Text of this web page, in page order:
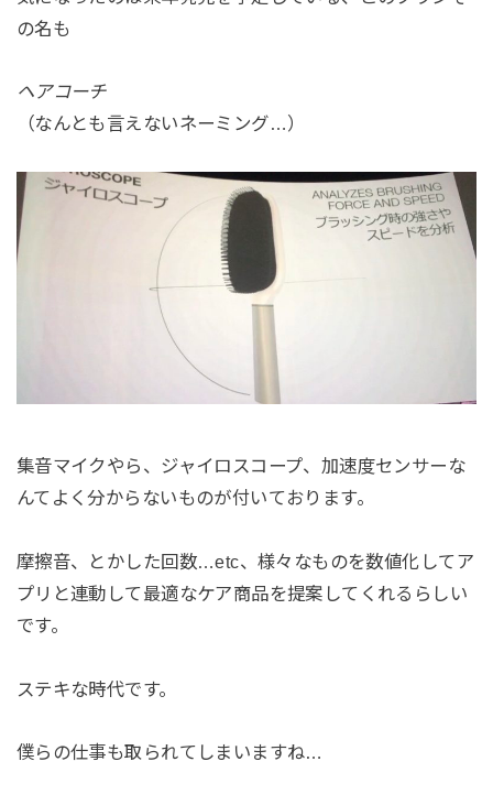
の名も
ヘアコーチ
（なんとも言えないネーミング…）
集音マイクやら、ジャイロスコープ、加速度センサーな
んてよく分からないものが付いております。
摩擦音、とかした回数…etc、様々なものを数値化してア
プリと連動して最適なケア商品を提案してくれるらしい
です。
ステキな時代です。
僕らの仕事も取られてしまいますね…